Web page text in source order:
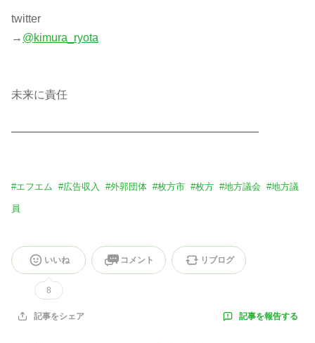
twitter
→ @kimura_ryota
未来に責任
━━━━━━━━━━━━━━━━━━━━━━
#エフエム #広告収入 #外郭団体 #枚方市 #枚方 #地方議会 #地方議
員
いいね
8
コメント リブログ
記事をシェア 記事を報告する